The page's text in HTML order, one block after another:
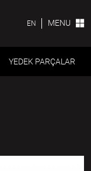
EN MENU
YEDEK PARÇALAR